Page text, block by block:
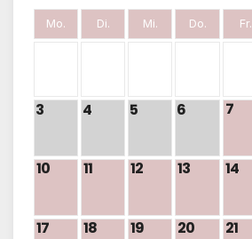
Mo. Di. Mi. Do. Fr.
3 4 5 6 7
10 11 12 13 14
17 18 19 20 21